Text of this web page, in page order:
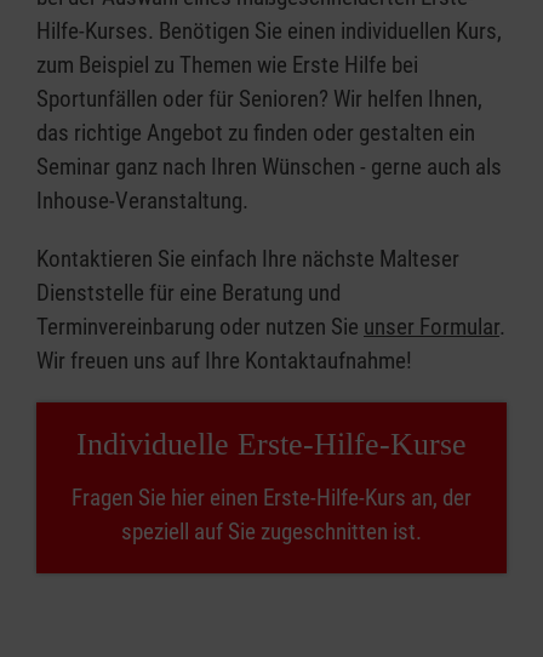
Hilfe-Kurses. Benötigen Sie einen individuellen Kurs,
zum Beispiel zu Themen wie Erste Hilfe bei
Sportunfällen oder für Senioren? Wir helfen Ihnen,
das richtige Angebot zu finden oder gestalten ein
Seminar ganz nach Ihren Wünschen - gerne auch als
Inhouse-Veranstaltung.
Kontaktieren Sie einfach Ihre nächste Malteser
Dienststelle für eine Beratung und
Terminvereinbarung oder nutzen Sie unser Formular.
Wir freuen uns auf Ihre Kontaktaufnahme!
Individuelle Erste-Hilfe-Kurse
Fragen Sie hier einen Erste-Hilfe-Kurs an, der
speziell auf Sie zugeschnitten ist.